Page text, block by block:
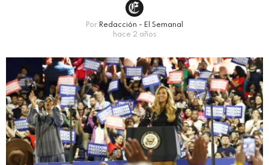
Por Redacción - El Semanal
hace 2 años